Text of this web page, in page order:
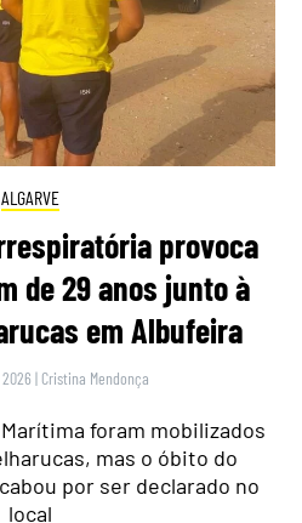
ALGARVE
provoca
de 29 anos junto à
em Albufeira
| Cristina Mendonça
foram mobilizados
mas o óbito do
por ser declarado no
local